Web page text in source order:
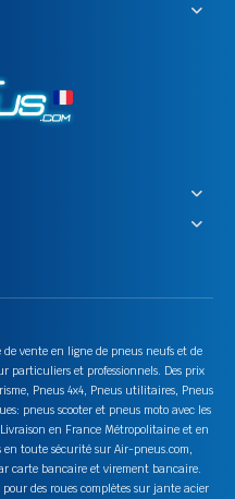
vente en ligne de pneus neufs et de
particuliers et professionnels. Des prix
Pneus 4x4, Pneus utilitaires, Pneus
pneus scooter et pneus moto avec les
en France Métropolitaine et en
en toute sécurité sur Air-pneus.com,
carte bancaire et virement bancaire.
des roues complètes sur jante acier